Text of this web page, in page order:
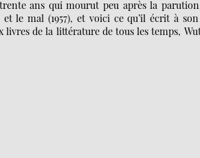
ans qui mourut peu après la
le mal (1957), et voici ce qu’il écrit à
livres de la littérature de tous les temps,